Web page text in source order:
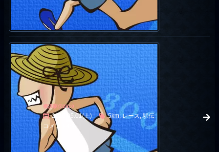
横浜駅伝2010
2010.05.01(土)
5km, レース, 駅伝
コメント4件